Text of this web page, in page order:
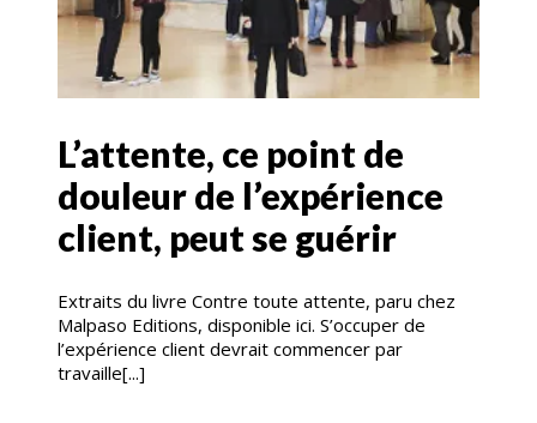
L’attente, ce point de
douleur de l’expérience
client, peut se guérir
Extraits du livre Contre toute attente, paru chez
Malpaso Editions, disponible ici. S’occuper de
l’expérience client devrait commencer par
travaille[...]